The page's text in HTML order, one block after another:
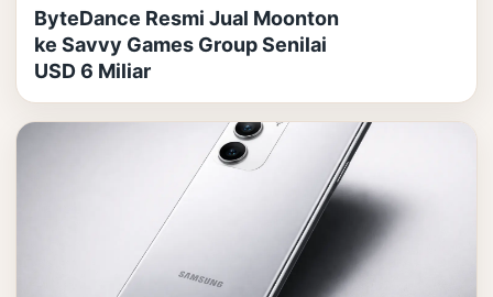
ByteDance Resmi Jual Moonton
ke Savvy Games Group Senilai
USD 6 Miliar